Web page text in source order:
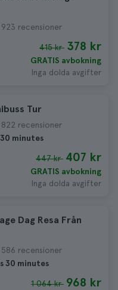
923 recensioner
415 kr 378 kr
GRATIS avbokning
Inga dolda avgifter
Tur
822 recensioner
minutes
447 kr 407 kr
GRATIS avbokning
Inga dolda avgifter
Dag Resa Från
586 recensioner
30 minutes
1 064 kr 968 kr